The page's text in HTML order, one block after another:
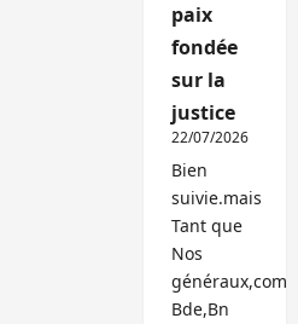
paix
fondée
sur la
justice
22/07/2026
Bien
suivie.mais
Tant que
Nos
généraux,com
Bde,Bn